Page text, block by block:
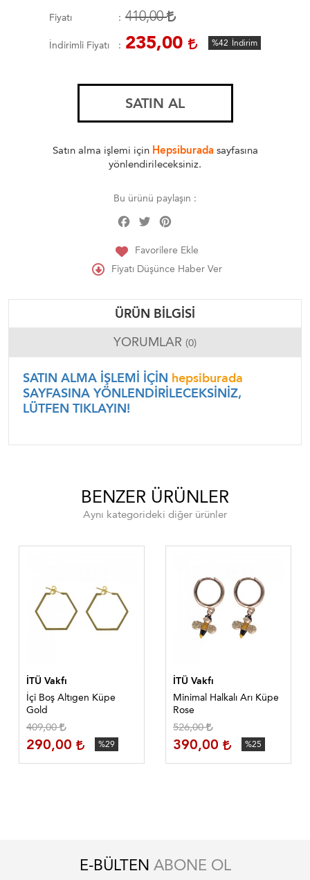
Fiyatı 410,00
İndirimli Fiyatı 235,00 %42 İndirim
SATIN AL
Satın alma işlemi için Hepsiburadasayfasına
yönlendirileceksiniz.
Bu ürünü paylaşın :
Facebook
Twitter
Favorilere Ekle
Fiyatı Düşünce Haber Ver
ÜRÜN BILGISI
YORUMLAR (0)
SATIN ALMA İŞLEMİ İÇİN hepsiburada
SAYFASINA YÖNLENDİRİLECEKSİNİZ,
LÜTFEN TIKLAYIN!
BENZER ÜRÜNLER
Aynı kategorideki diğer ürünler
İTÜ Vakfı
İçi Boş Altıgen Küpe
Gold
409,00
290,00 %29
İTÜ Vakfı
Minimal Halkalı Arı Küpe
Rose
526,00
390,00 %25
E-BÜLTEN ABONE OL